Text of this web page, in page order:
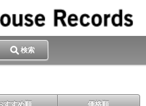
検索
すすめ順 価格順